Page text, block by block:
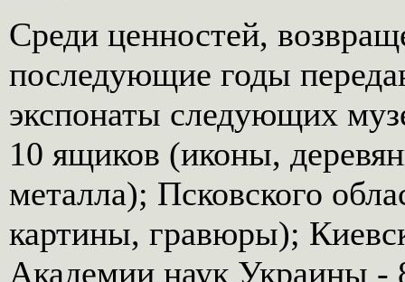
Среди ценностей,
последующие годы
экспонаты следующих
10 ящиков (иконы,
металла); Псковского
картины, гравюры);
Академии наук Украины -